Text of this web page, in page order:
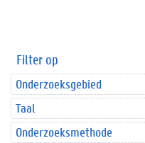
Filter op
Onderzoeksgebied
Taal
Onderzoeksmethode